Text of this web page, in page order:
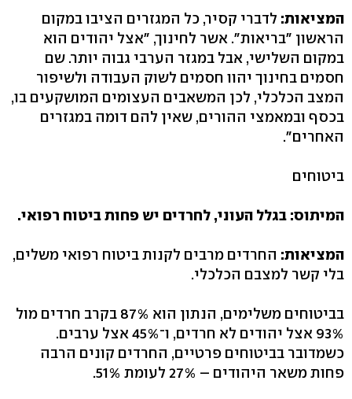
המציאות: לדברי קסיר, כל המגזרים הציבו במקום
הראשון "בריאות". אשר לחינוך, "אצל יהודים הוא
במקום השלישי, אבל במגזר הערבי גבוה יותר. שם
חסמים בחינוך יהוו חסמים לשוק העבודה ולשיפור
המצב הכלכלי, לכן המשאבים העצומים המושקעים בו,
בכסף ובמאמצי ההורים, שאין להם דומה במגזרים
האחרים".
ביטוחים
המיתוס: בגלל העוני, לחרדים יש פחות ביטוח רפואי.
המציאות: החרדים מרבים לקנות ביטוח רפואי משלים,
בלי קשר למצבם הכלכלי.
בביטוחים משלימים, הנתון הוא 87% בקרב חרדים מול
93% אצל יהודים לא חרדים, ו־45% אצל ערבים.
כשמדובר בביטוחים פרטיים, החרדים קונים הרבה
פחות משאר היהודים – 27% לעומת 51%.